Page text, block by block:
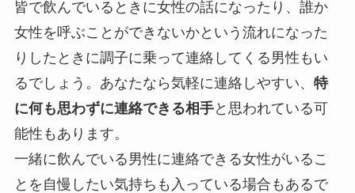
皆で飲んでいるときに女性の話になったり、誰か
女性を呼ぶことができないかという流れになった
りしたときに調子に乗って連絡してくる男性もい
るでしょう。あなたなら気軽に連絡しやすい、 特
に何も思わずに連絡できる相手と思われている可
能性もあります。
一緒に飲んでいる男性に連絡できる女性がいるこ
とを自慢したい気持ち も入っている場合もあるで